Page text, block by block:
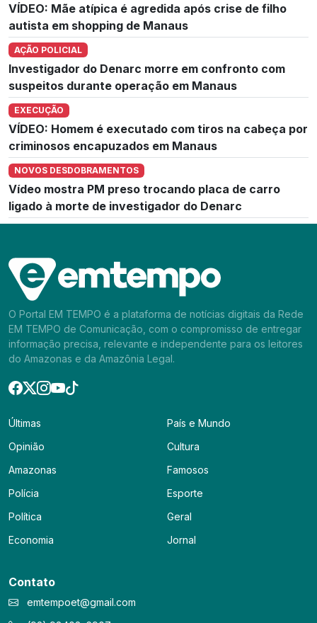
VÍDEO: Mãe atípica é agredida após crise de filho
autista em shopping de Manaus
AÇÃO POLICIAL
Investigador do Denarc morre em confronto com
suspeitos durante operação em Manaus
EXECUÇÃO
VÍDEO: Homem é executado com tiros na cabeça por
criminosos encapuzados em Manaus
NOVOS DESDOBRAMENTOS
Vídeo mostra PM preso trocando placa de carro
ligado à morte de investigador do Denarc
O Portal EM TEMPO é a plataforma de notícias digitais da Rede
EM TEMPO de Comunicação, com o compromisso de entregar
informação precisa, relevante e independente para os leitores
do Amazonas e da Amazônia Legal.
Últimas
Opinião
Amazonas
Polícia
Política
Economia
País e Mundo
Cultura
Famosos
Esporte
Geral
Jornal
Contato
emtempoet@gmail.com